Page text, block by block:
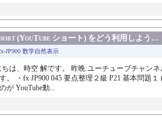
(YouTube ショート) をどう利用しよう…
JP900 数学自然表示
ちは、時空 解です。 昨晩 ユーチューブチャン
。 ・fx JP900 045 要点整理２級 P21 基本問
が YouTube動...